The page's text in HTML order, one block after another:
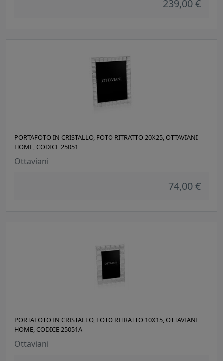
239,00 €
PORTAFOTO IN CRISTALLO, FOTO RITRATTO 20X25, OTTAVIANI
HOME, CODICE 25051
Ottaviani
74,00 €
PORTAFOTO IN CRISTALLO, FOTO RITRATTO 10X15, OTTAVIANI
HOME, CODICE 25051A
Ottaviani